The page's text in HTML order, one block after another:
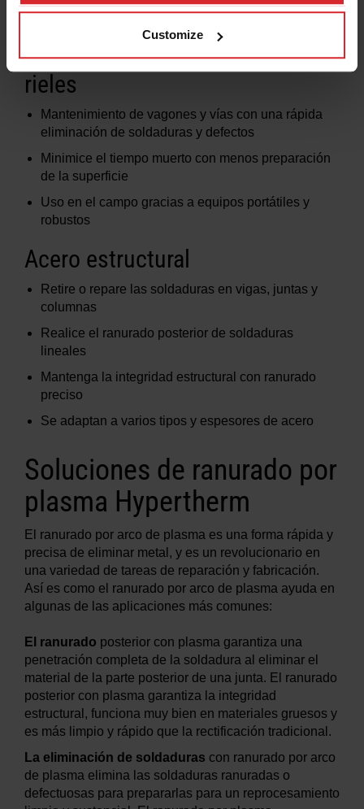
Customize
reemplazar piezas
Reparación y mantenimiento de
rieles
Mantenimiento de vagones y vías con una rápida
eliminación de soldaduras y defectos
Minimice el tiempo muerto con menos preparación
de la superficie
Uso en el campo gracias a equipos portátiles y
robustos
Acero estructural
Retire o repare las soldaduras en vigas, juntas y
columnas
Realice el ranurado posterior de soldaduras
lineales
Mantenga la integridad estructural con ranurado
preciso
Se adaptan a varios tipos y espesores de acero
Soluciones de ranurado por
plasma Hypertherm
El ranurado por arco de plasma es una forma rápida y
precisa de eliminar metal, y es un revolucionario en
una variedad de tareas de reparación y fabricación.
Así es como el ranurado por arco de plasma ayuda en
algunas de las aplicaciones más comunes:
El ranurado posterior con plasma garantiza una
penetración completa de la soldadura al eliminar el
material de la parte posterior de una junta. El ranurado
posterior con plasma garantiza la integridad
estructural, funciona muy bien en materiales gruesos y
es más limpio y rápido que la rectificación tradicional.
La eliminación de soldaduras con ranurado por arco
de plasma elimina las soldaduras ranuradas o
defectuosas para prepararlas para un reprocesamiento